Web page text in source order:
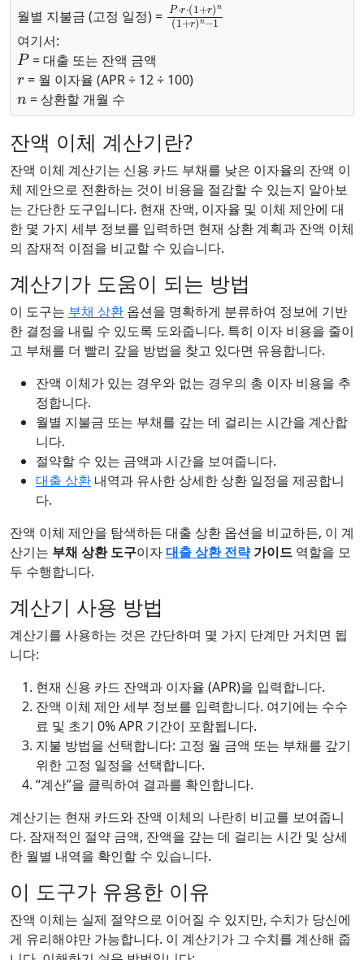
월별 지불금 (고정 일정) =
P⋅r⋅(1+r)n(1+r)n−1
여기서:
P
= 대출 또는 잔액 금액
r
= 월 이자율 (APR ÷ 12 ÷ 100)
n
= 상환할 개월 수
잔액 이체 계산기란?
잔액 이체 계산기는 신용 카드 부채를 낮은 이자율의 잔액 이
체 제안으로 전환하는 것이 비용을 절감할 수 있는지 알아보
는 간단한 도구입니다. 현재 잔액, 이자율 및 이체 제안에 대
한 몇 가지 세부 정보를 입력하면 현재 상환 계획과 잔액 이체
의 잠재적 이점을 비교할 수 있습니다.
계산기가 도움이 되는 방법
이 도구는 부채 상환 옵션을 명확하게 분류하여 정보에 기반
한 결정을 내릴 수 있도록 도와줍니다. 특히 이자 비용을 줄이
고 부채를 더 빨리 갚을 방법을 찾고 있다면 유용합니다.
잔액 이체가 있는 경우와 없는 경우의 총 이자 비용을 추
정합니다.
월별 지불금 또는 부채를 갚는 데 걸리는 시간을 계산합
니다.
절약할 수 있는 금액과 시간을 보여줍니다.
대출 상환 내역과 유사한 상세한 상환 일정을 제공합니
다.
잔액 이체 제안을 탐색하든 대출 상환 옵션을 비교하든, 이 계
산기는 부채 상환 도구이자대출 상환 전략가이드 역할을 모
두 수행합니다.
계산기 사용 방법
계산기를 사용하는 것은 간단하며 몇 가지 단계만 거치면 됩
니다:
현재 신용 카드 잔액과 이자율 (APR)을 입력합니다.
잔액 이체 제안 세부 정보를 입력합니다. 여기에는 수수
료 및 초기 0% APR 기간이 포함됩니다.
지불 방법을 선택합니다: 고정 월 금액 또는 부채를 갚기
위한 고정 일정을 선택합니다.
“계산”을 클릭하여 결과를 확인합니다.
계산기는 현재 카드와 잔액 이체의 나란히 비교를 보여줍니
다. 잠재적인 절약 금액, 잔액을 갚는 데 걸리는 시간 및 상세
한 월별 내역을 확인할 수 있습니다.
이 도구가 유용한 이유
잔액 이체는 실제 절약으로 이어질 수 있지만, 수치가 당신에
게 유리해야만 가능합니다. 이 계산기가 그 수치를 계산해 줍